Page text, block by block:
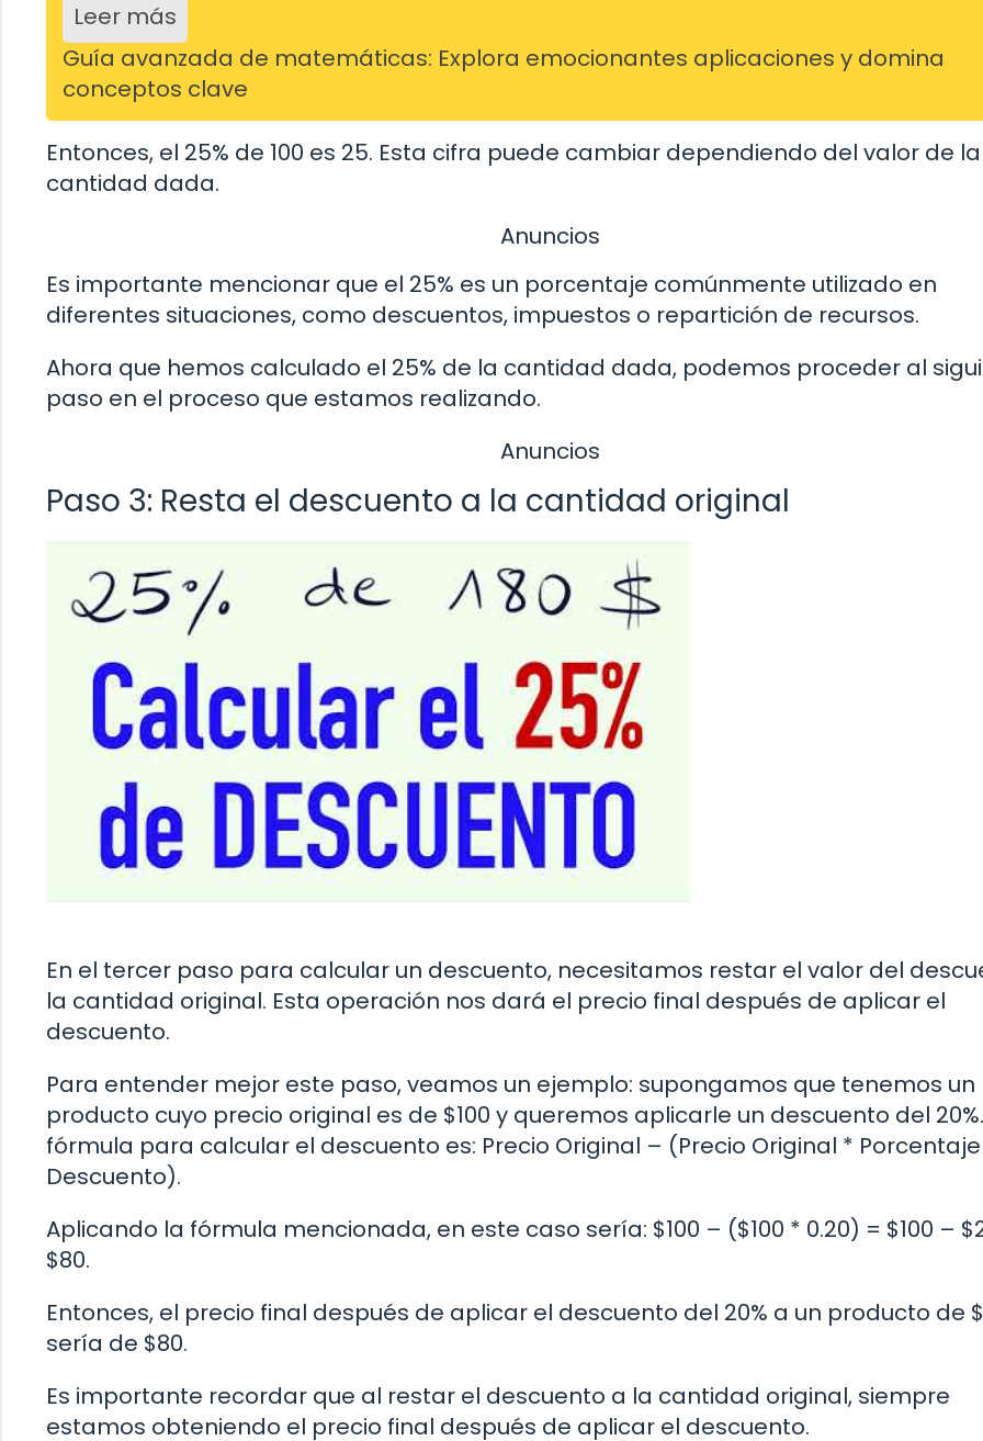
Leer más
Guía avanzada de matemáticas: Explora emocionantes aplicaciones y domina
conceptos clave
Entonces, el 25% de 100 es 25. Esta cifra puede cambiar dependiendo del valor de la
cantidad dada.
Anuncios
Es importante mencionar que el 25% es un porcentaje comúnmente utilizado en
diferentes situaciones, como descuentos, impuestos o repartición de recursos.
Ahora que hemos calculado el 25% de la cantidad dada, podemos proceder al
paso en el proceso que estamos realizando.
Anuncios
Paso 3: Resta el descuento a la cantidad original
En el tercer paso para calcular un descuento, necesitamos restar el valor del
la cantidad original. Esta operación nos dará el precio final después de aplicar el
descuento.
Para entender mejor este paso, veamos un ejemplo: supongamos que tenemos un
producto cuyo precio original es de $100 y queremos aplicarle un descuento del
fórmula para calcular el descuento es: Precio Original – (Precio Original *
Descuento).
Aplicando la fórmula mencionada, en este caso sería: $100 – ($100 * 0.20) = $100 –
$80.
Entonces, el precio final después de aplicar el descuento del 20% a un producto de
sería de $80.
Es importante recordar que al restar el descuento a la cantidad original, siempre
estamos obteniendo el precio final después de aplicar el descuento.